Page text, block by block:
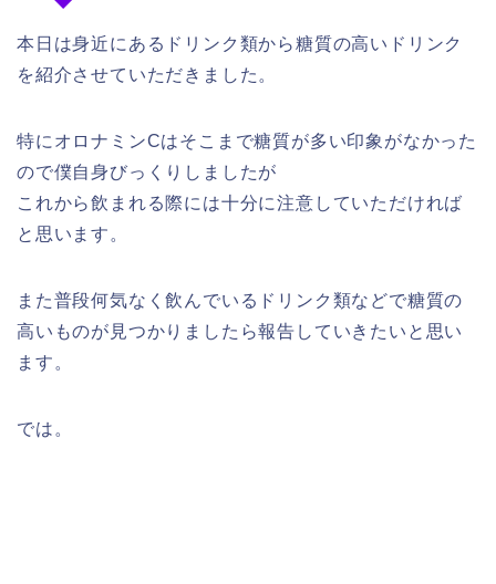
本日は身近にあるドリンク類から糖質の高いドリンク
を紹介させていただきました。
特にオロナミンCはそこまで糖質が多い印象がなかった
ので僕自身びっくりしましたが
これから飲まれる際には十分に注意していただければ
と思います。
また普段何気なく飲んでいるドリンク類などで糖質の
高いものが見つかりましたら報告していきたいと思い
ます。
では。